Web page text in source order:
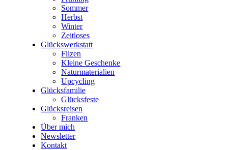
Sommer
Herbst
Winter
Zeitloses
Glückswerkstatt
Filzen
Kleine Geschenke
Naturmaterialien
Upcycling
Glücksfamilie
Glücksfeste
Glücksreisen
Franken
Über mich
Newsletter
Kontakt